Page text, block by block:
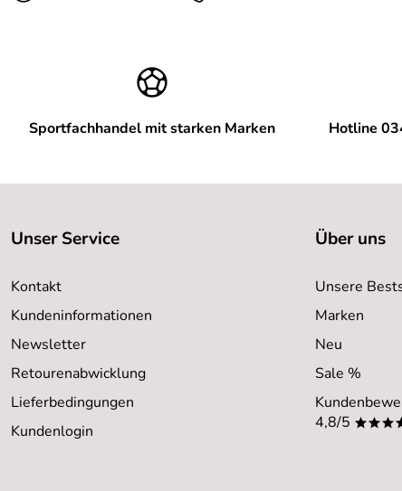
Sportfachhandel mit starken Marken
Hotline
Unser Service
Kontakt
Kundeninformationen
Newsletter
Retourenabwicklung
Lieferbedingungen
Kundenlogin
Über uns
Unsere
Marken
Neu
Sale %
4,8/5